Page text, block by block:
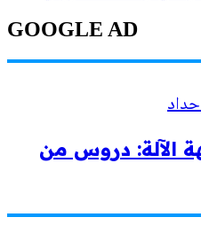
GOOGLE AD
الآلة: دروس من